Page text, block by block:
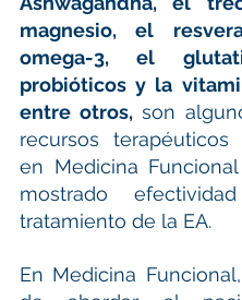
magnesio, el
omega-3, el
probióticos y la
entre otros, son
recursos terapéuticos
en Medicina
mostrado
tratamiento de la EA.
En Medicina